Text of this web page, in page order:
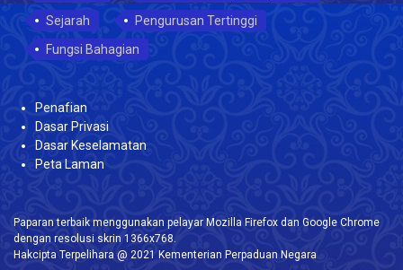
Sejarah
Pengurusan Tertinggi
Fungsi Bahagian
Penafian
Dasar Privasi
Dasar Keselamatan
Peta Laman
Paparan terbaik menggunakan pelayar Mozilla Firefox dan Google Chrome
dengan resolusi skrin 1366x768.
Hakcipta Terpelihara @ 2021 Kementerian Perpaduan Negara